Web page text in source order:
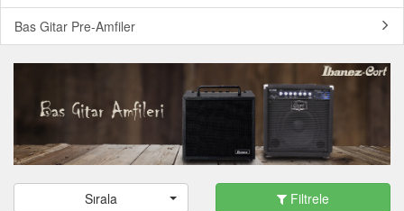
Bas Gitar Pre-Amfiler
Sırala Filtrele